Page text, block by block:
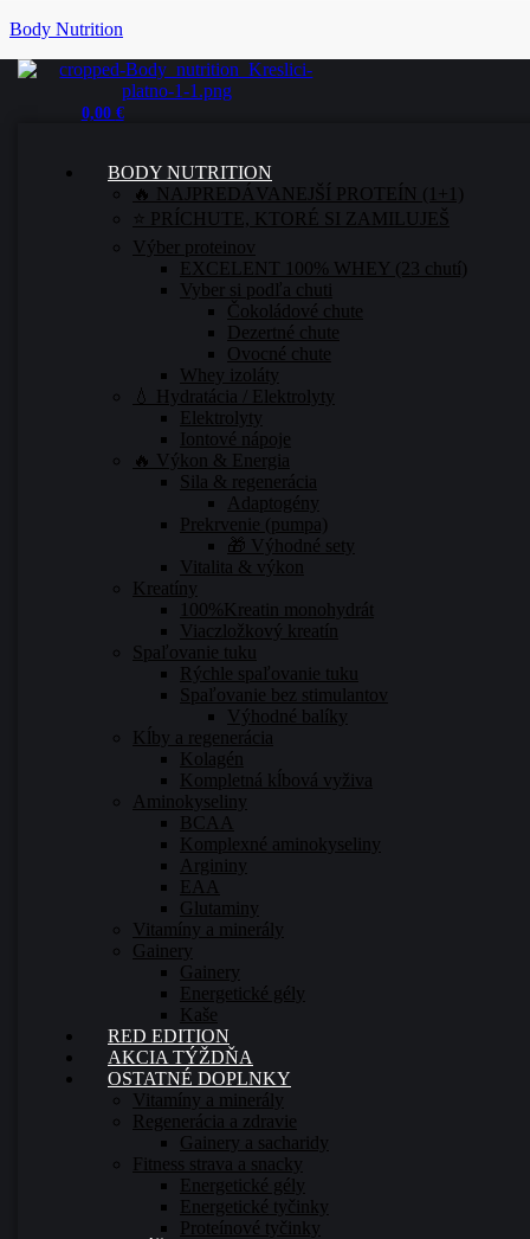
Body Nutrition
0,00 €
BODY NUTRITION
🔥 NAJPREDÁVANEJŠÍ PROTEÍN (1+1)
⭐ PRÍCHUTE, KTORÉ SI ZAMILUJEŠ
Výber proteinov
EXCELENT 100% WHEY (23 chutí)
Vyber si podľa chuti
Čokoládové chute
Dezertné chute
Ovocné chute
Whey izoláty
💧 Hydratácia / Elektrolyty
Elektrolyty
Iontové nápoje
🔥 Výkon & Energia
Sila & regenerácia
Adaptogény
Prekrvenie (pumpa)
🎁 Výhodné sety
Vitalita & výkon
Kreatíny
100%Kreatin monohydrát
Viaczložkový kreatín
Spaľovanie tuku
Rýchle spaľovanie tuku
Spaľovanie bez stimulantov
Výhodné balíky
Kĺby a regenerácia
Kolagén
Kompletná kĺbová vyživa
Aminokyseliny
BCAA
Komplexné aminokyseliny
Argininy
EAA
Glutaminy
Vitamíny a minerály
Gainery
Gainery
Energetické gély
Kaše
RED EDITION
AKCIA TÝŽDŇA
OSTATNÉ DOPLNKY
Vitamíny a minerály
Regenerácia a zdravie
Gainery a sacharidy
Fitness strava a snacky
Energetické gély
Energetické tyčinky
Proteínové tyčinky